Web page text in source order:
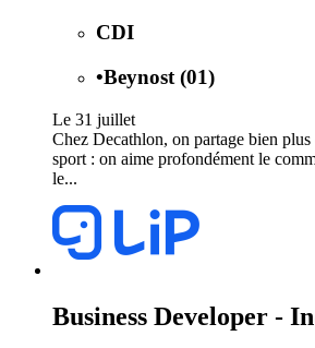
CDI
•Beynost (01)
Le 31 juillet
Chez Decathlon, on partage bien
sport : on aime profondément le
le...
Business Developer -